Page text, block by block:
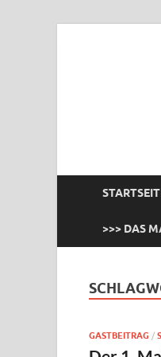
>>> DAS
GASTBEITRAG /